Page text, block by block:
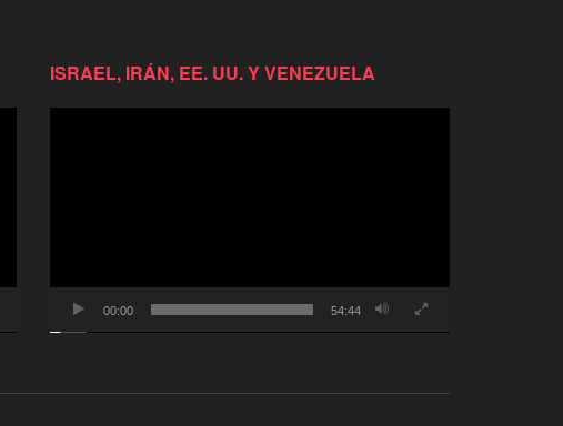
ISRAEL, IRÁN, EE. UU. Y VENEZUELA
00:00 54:44